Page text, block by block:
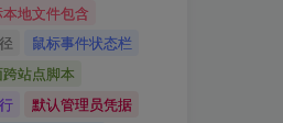
本地文件包含
鼠标事件状态栏
站点脚本
默认管理员凭据